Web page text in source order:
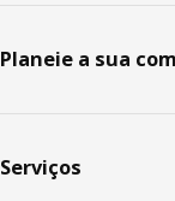
Planeie a sua
Serviços